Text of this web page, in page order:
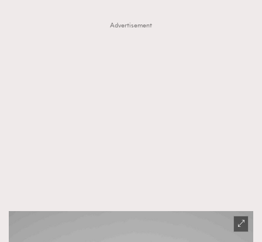
Advertisement